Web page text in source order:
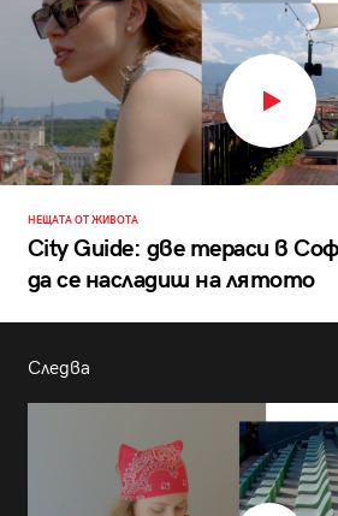
НЕЩАТА ОТ ЖИВОТА
City Guide: две тераси в
да се насладиш на лятото
Следва